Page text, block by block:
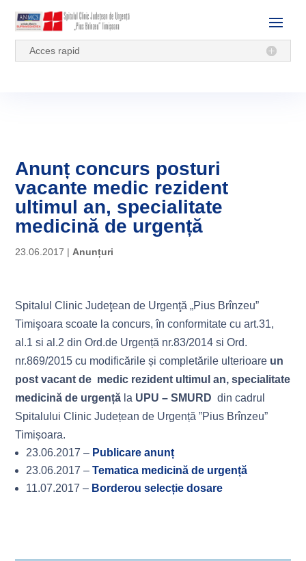
Acces rapid
Anunț concurs posturi
vacante medic rezident
ultimul an, specialitate
medicină de urgență
23.06.2017 | Anunțuri
Spitalul Clinic Judeţean de Urgenţă „Pius Brînzeu”
Timişoara scoate la concurs, în conformitate cu art.31,
al.1 si al.2 din Ord.de Urgență nr.83/2014 si Ord.
nr.869/2015 cu modificările și completările ulterioare un
post vacant de medic rezident ultimul an, specialitate
medicină de urgență la UPU – SMURD din cadrul
Spitalului Clinic Județean de Urgență ”Pius Brînzeu”
Timișoara.
23.06.2017 – Publicare anunț
23.06.2017 – Tematica medicină de urgență
11.07.2017 – Borderou selecție dosare